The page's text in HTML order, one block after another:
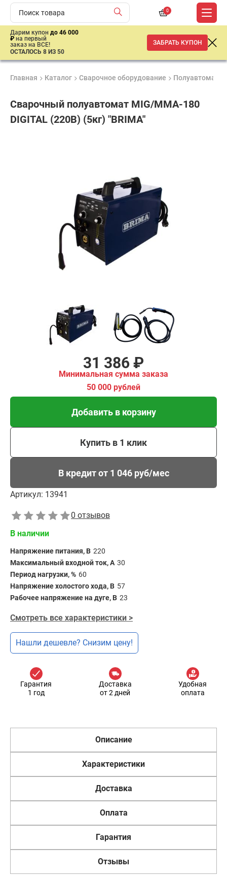
0
Дарим купон до 46 000
₽ на первый
заказ на ВСЕ!
ОСТАЛОСЬ 8 ИЗ 50
ЗАБРАТЬ КУПОН
Главная Каталог Сварочное оборудование
Сварочный полуавтомат MIG/MMA-180
DIGITAL (220В) (5кг) "BRIMA"
31 386 ₽
Минимальная сумма заказа
50 000 рублей
Добавить в корзину
Купить в 1 клик
В кредит от 1 046 руб/мес
Артикул: 13941
0 отзывов
В наличии
Напряжение питания, В 220
Максимальный входной ток, А 30
Период нагрузки, % 60
Напряжение холостого хода, В 57
Рабочее напряжение на дуге, В 23
Смотреть все характеристики >
Нашли дешевле? Снизим цену!
Гарантия
1 год
Доставка
от 2 дней
Удобная
оплата
Описание
Характеристики
Доставка
Оплата
Гарантия
Отзывы
Купить в 1 клик
В кредит от 1 046 руб/
мес